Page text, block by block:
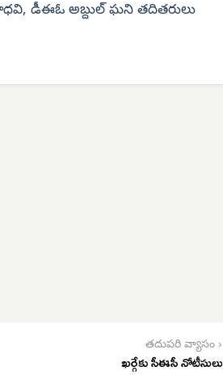
డీఈఓ అబ్దుల్ ఘని తదితరులు
తదుపరి వ్యాసం ›
ఖర్గేకు సీఈసీ నోటీసులు